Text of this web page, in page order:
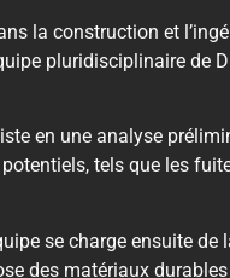
la construction et
pluridisciplinaire
en une analyse
tels que les
se charge ensuite
des matériaux